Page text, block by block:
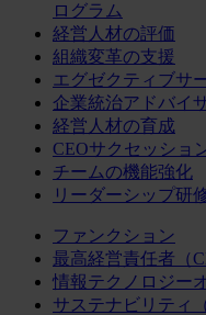
ログラム
経営人材の評価
組織変革の支援
エグゼクティブサ
企業統治アドバイ
経営人材の育成
CEOサクセッショ
チームの機能強化
リーダーシップ研
ファンクション
最高経営責任者（
情報テクノロジー
サステナビリティ（